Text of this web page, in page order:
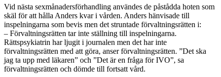
Vid nästa sexmånadersförhandling användes de påstådda hoten som
skäl för att hålla Anders kvar i vården. Anders hänvisade till
inspelningarna som bevis men det struntade förvaltningsrätten i:
– Förvaltningsrätten tar inte ställning till inspelningarna.
Rättspsykiatrin har ljugit i journalen men det har inte
förvaltningsrätten med att göra, anser förvaltningsrätten. ”Det ska
jag ta upp med läkaren” och ”Det är en fråga för IVO”, sa
förvaltningsrätten och dömde till fortsatt vård.